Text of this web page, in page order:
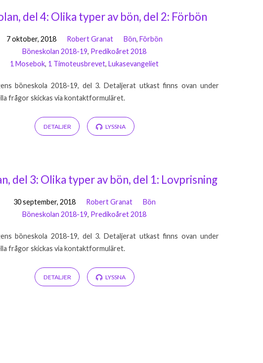
del 4: Olika typer av bön, del 2: Förbön
7 oktober, 2018 Robert Granat Bön, Förbön
Böneskolan 2018-19, Predikoåret 2018
1 Mosebok, 1 Timoteusbrevet,Lukasevangeliet
böneskola 2018-19, del 3. Detaljerat utkast finns ovan under
frågor skickas via kontaktformuläret.
DETALJER LYSSNA
del 3: Olika typer av bön, del 1: Lovprisning
30 september, 2018 Robert Granat
Bön
Böneskolan 2018-19, Predikoåret 2018
böneskola 2018-19, del 3. Detaljerat utkast finns ovan under
frågor skickas via kontaktformuläret.
DETALJER LYSSNA